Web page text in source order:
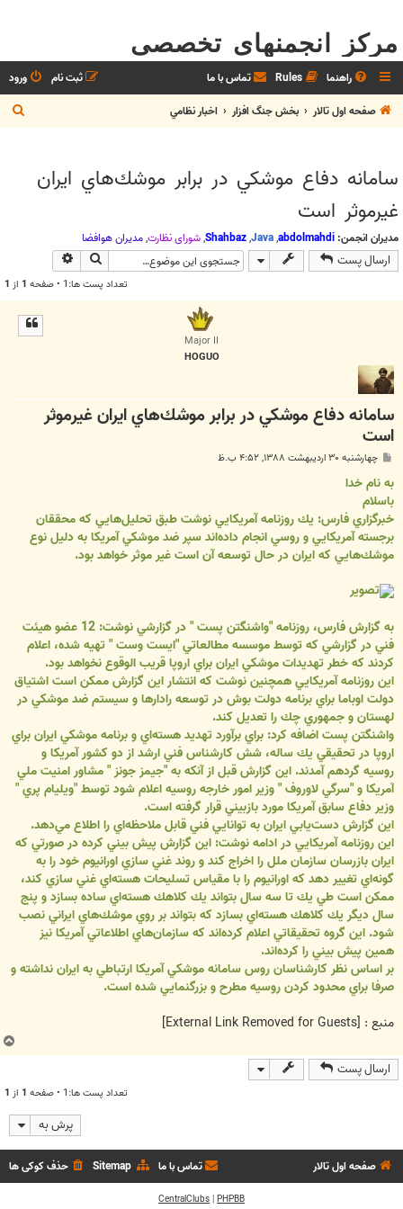
مرکز انجمنهای تخصصی
راهنما Rules تماس با ما ورود
ثبت نام
صفحه اول تالار
بخش جنگ افزار اخبار نظامي
س
سامانه دفاع موشكي در برابر موشك‌هاي ايران
غيرموثر است
مدیران انجمن: abdolmahdi
,
Java
,
Shahbaz
,شوراي نظارت,مديران هوافضا
ارسال پست جستجو
تعداد پست ها:1 • صفحه 1 از 1
Major II
HOGUO
سامانه دفاع موشكي در برابر موشك‌هاي ايران غيرموثر
است
س
ت
چهارشنبه ۳۰ اردیبهشت ۱۳۸۸, ۴:۵۲ ب.ظ
به نام خدا
باسلام
خبرگزاري فارس: يك روزنامه آمريكايي نوشت طبق تحليل‌هايي كه محققان
برجسته آمريكايي و روسي انجام داده‌اند سپر ضد موشكي آمريكا به دليل نوع
موشك‌‌هايي كه ايران در حال توسعه آن است غير موثر خواهد بود.
به گزارش فارس، روزنامه "واشنگتن پست " در گزارشي نوشت: 12 عضو هيئت
فني در گزارشي كه توسط موسسه مطالعاتي "ايست وست " تهيه شده، اعلام
كردند كه خطر تهديدات موشكي ايران براي اروپا قريب الوقوع نخواهد بود.
اين روزنامه آمريكايي همچنين نوشت كه انتشار اين گزارش ممكن است اشتياق
دولت اوباما براي برنامه دولت بوش در توسعه رادارها و سيستم ضد موشكي در
لهستان و جمهوري چك را تعديل كند.
واشنگتن پست اضافه كرد: براي برآورد تهديد هسته‌اي و برنامه موشكي ايران براي
اروپا در تحقيقي يك ساله، شش كارشناس فني ارشد از دو كشور آمريكا و
روسيه گردهم آمدند. اين گزارش قبل از آنكه به "جيمز جونز " مشاور امنيت ملي
آمريكا و "سرگي لاوروف " وزير امور خارجه روسيه اعلام شود توسط "ويليام پري "
وزير دفاع سابق آمريكا مورد بازبيني قرار گرفته است.
اين گزارش دست‌يابي ايران به توانايي فني قابل ملاحظه‌اي را اطلاع مي‌دهد.
اين روزنامه آمريكايي در ادامه نوشت: اين گزارش پيش بيني كرده در صورتي كه
ايران بازرسان سازمان ملل را اخراج كند و روند غني سازي اورانيوم خود را به
گونه‌اي تغيير دهد كه اورانيوم را با مقياس تسليحات هسته‌اي غني سازي كند،
ممكن است طي يك تا سه سال بتواند يك كلاهك هسته‌اي ساده بسازد و پنج
سال ديگر يك كلاهك هسته‌اي بسازد كه بتواند بر روي موشك‌هاي ايراني نصب
شود. اين گروه تحقيقاتي اعلام كرده‌اند كه سازمان‌هاي اطلاعاتي آمريكا نيز
همين پيش بيني را كرده‌اند.
بر اساس نظر كارشناسان روس سامانه موشكي آمريكا ارتباطي به ايران نداشته و
صرفا براي محدود كردن روسيه مطرح و بزرگنمايي شده است.
منبع : [External Link Removed for Guests]
ارسال پست
تعداد پست ها:1 • صفحه 1 از 1
پرش به
صفحه اول تالار حذف کوکی ها Sitemap تماس با ما
PHPBB
|
CentralClubs